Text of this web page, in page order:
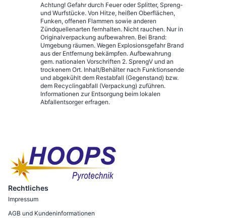
Achtung! Gefahr durch Feuer oder Splitter, Spreng-
und Wurfstücke. Von Hitze, heißen Oberflächen,
Funken, offenen Flammen sowie anderen
Zündquellenarten fernhalten. Nicht rauchen. Nur in
Originalverpackung aufbewahren. Bei Brand:
Umgebung räumen. Wegen Explosionsgefahr Brand
aus der Entfernung bekämpfen. Aufbewahrung
gem. nationalen Vorschriften 2. SprengV und an
trockenem Ort. Inhalt/Behälter nach Funktionsende
und abgekühlt dem Restabfall (Gegenstand) bzw.
dem Recyclingabfall (Verpackung) zuführen.
Informationen zur Entsorgung beim lokalen
Abfallentsorger erfragen.
Rechtliches
Impressum
AGB und Kundeninformationen